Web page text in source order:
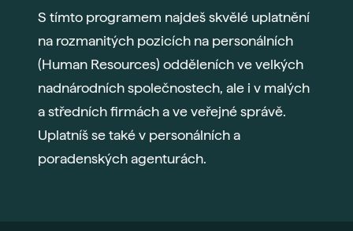
S tímto programem najdeš skvělé uplatnění
na rozmanitých pozicích na personálních
(Human Resources) odděleních ve velkých
nadnárodních společnostech, ale i v malých
a středních firmách a ve veřejné správě.
Uplatníš se také v personálních a
poradenských agenturách.